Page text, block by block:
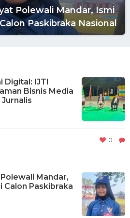
Polewali Mandar, Ismi
Paskibraka Nasional
Digital: IJTI
Bisnis Media
0
Mandar,
Calon Paskibraka